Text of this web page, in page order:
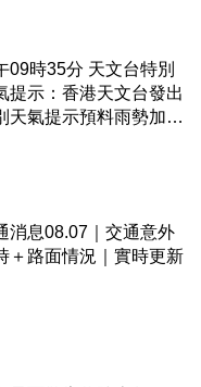
09時35分 天文台特別
提示：香港天文台發出
天氣提示預料雨勢加劇
消息08.07｜交通意外
＋路面情況｜實時更新